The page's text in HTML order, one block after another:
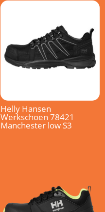
Helly Hansen
Werkschoen 78421
Manchester low S3